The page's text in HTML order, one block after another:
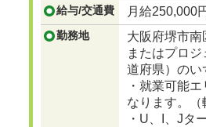
...つづきを見る
給与/交通費 月給250,000
勤務地
大阪府堺市南
またはプロ
道府県）のい
・就業可能
なります。（
・U、I、Jタ